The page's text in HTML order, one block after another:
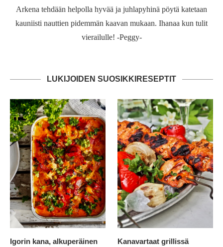
Arkena tehdään helpolla hyvää ja juhlapyhinä pöytä katetaan
kauniisti nauttien pidemmän kaavan mukaan. Ihanaa kun tulit
vierailulle! -Peggy-
LUKIJOIDEN SUOSIKKIRESEPTIT
Igorin kana, alkuperäinen
Kanavartaat grillissä